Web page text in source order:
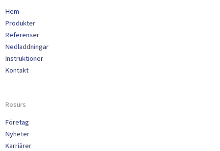
Hem
Produkter
Referenser
Nedladdningar
Instruktioner
Kontakt
Resurs
Företag
Nyheter
Karriärer